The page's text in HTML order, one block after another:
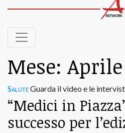
Mese: Aprile
SaluteGuarda il video e le
“Medici in
successo per